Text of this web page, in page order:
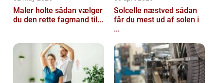
Maler holte sådan vælger
du den rette fagmand til...
Solcelle næstved sådan
får du mest ud af solen i
...